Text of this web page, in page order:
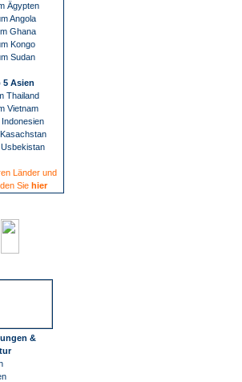
Ägypten
Angola
Ghana
Kongo
Sudan
5 Asien
Thailand
Vietnam
Länder und
Sie hier
&